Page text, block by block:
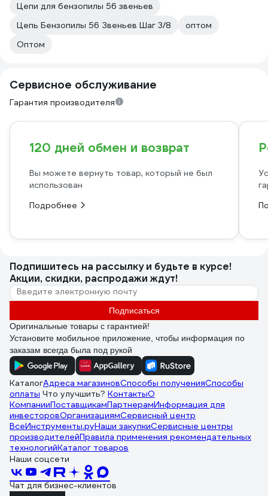
Цепи для бензопилы 56 звеньев
Цепь Бензопилы 56 Звеньев Шаг 3/8
оптом
Оптом
Сервисное обслуживание
Гарантия производителя
120 дней обмен и возврат
Вы можете вернуть товар, который не был
использован
Подробнее
Подпишитесь на рассылкуи будьте в курсе!
Акции, скидки, распродажи ждут!
Подписаться
Оригинальные товары с гарантией!
Установите мобильное приложение, чтобы информация по
заказам всегда была под рукой
КаталогАдреса магазиновСпособы полученияСпособы
оплаты Что улучшить? КонтактыО
КомпанииПоставщикамПартнерамИнформация для
инвесторовОрганизациямСервисный центр
ВсеИнструменты.руНаши закупкиСервисные центры
производителейПравила применения рекомендательных
технологийКаталог товаров
Наши соцсети
Чат для бизнес-клиентов